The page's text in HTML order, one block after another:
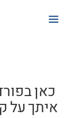
כאן
איתך על